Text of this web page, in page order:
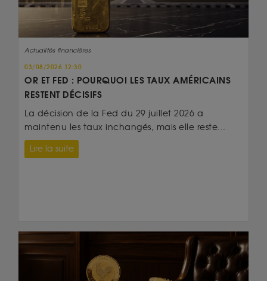
Actualités financières
03/08/2026 12:30
OR ET FED : POURQUOI LES TAUX AMÉRICAINS
RESTENT DÉCISIFS
La décision de la Fed du 29 juillet 2026 a
maintenu les taux inchangés, mais elle reste...
Lire la suite